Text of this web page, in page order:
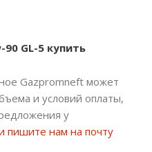
GL-5 купить
Gazpromneft может
и условий оплаты,
у
пишите нам на почту